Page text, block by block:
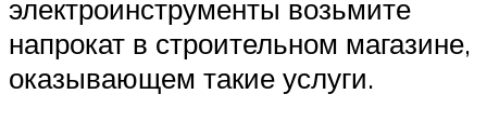
электроинструменты возьмите
напрокат в строительном магазине,
оказывающем такие услуги.